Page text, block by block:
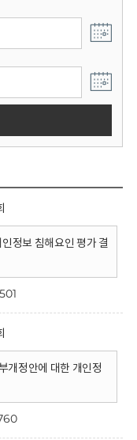
정보 침해요인 평가 결
개정안에 대한 개인정